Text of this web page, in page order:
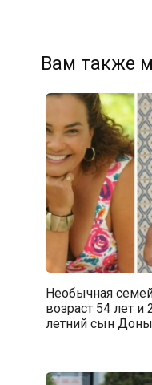
Вам также
Необычная
возраст 54 лет
летний сын